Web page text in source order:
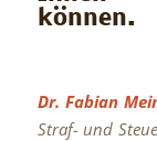
können.
Dr. Fabian
Straf- und